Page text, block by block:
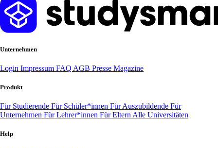
Unternehmen
Login Impressum FAQ AGB Presse Magazine
Produkt
Für Studierende Für Schüler*innen Für Auszubildende Für
Unternehmen Für Lehrer*innen Für Eltern Alle Universitäten
Help